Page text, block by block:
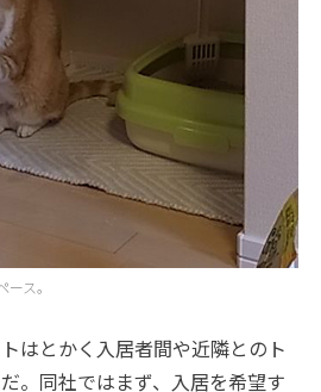
ス。
はとかく入居者間や近隣とのト
。同社ではまず、入居を希望す